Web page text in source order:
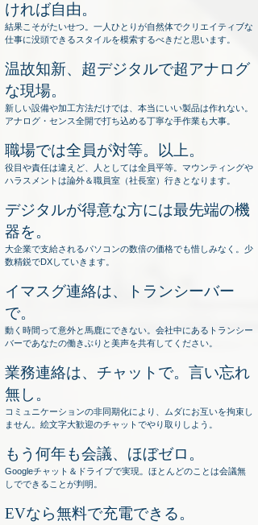
ければ自由。
結果こそがたいせつ。一人ひとりが自然体でクリエイティブな
仕事に没頭できるスタイルを模索するべきだと思います。
温故知新、超デジタルで超アナログ
な現場。
新しい設備や加工方法だけでは、本当にいい製品は作れない。
アナログ・センス全開で打ち込める丁寧な手作業も大事。
職場では全員が対等。以上。
役目や責任は違えど、人としては全員平等。マウンティングや
ハラスメントは論外＆職員室（社長室）行きとなります。
デジタルが得意な方には最先端の機
器を。
大企業で支給されるパソコンの数倍の価格でも惜しみなく。少
数精鋭でDXしていきます。
イマスグ連絡は、トランシーバー
で。
動く時間って意外と馬鹿にできない。会社中にあるトランシー
バーであなたの働きぶりと美声を共有してください。
業務連絡は、チャットで。言い忘れ
無し。
コミュニケーションの非同期化により、ムダにお互いを拘束し
ません。絵文字大歓迎のチャットでやり取りしよう。
もう何年も会議、ほぼゼロ。
Googleチャット＆ドライブで実現。ほとんどのことは会議無
しでできることが判明。
EVなら無料で充電できる。